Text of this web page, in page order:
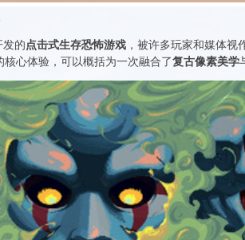
发的点击式生存恐怖游戏 ，被许多玩家和媒体
核心体验，可以概括为一次融合了复古像素美学